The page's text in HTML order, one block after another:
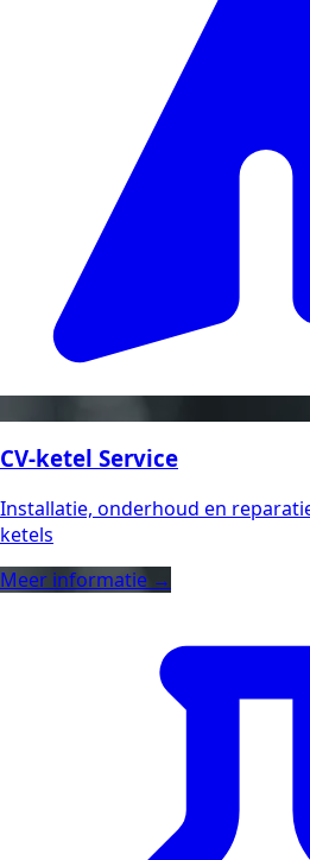
CV-ketel Service
Installatie, onderhoud en
ketels
Meer informatie →